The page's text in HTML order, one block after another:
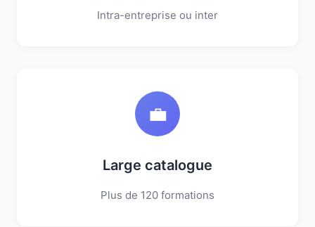
Intra-entreprise ou inter
💼
Large catalogue
Plus de 120 formations